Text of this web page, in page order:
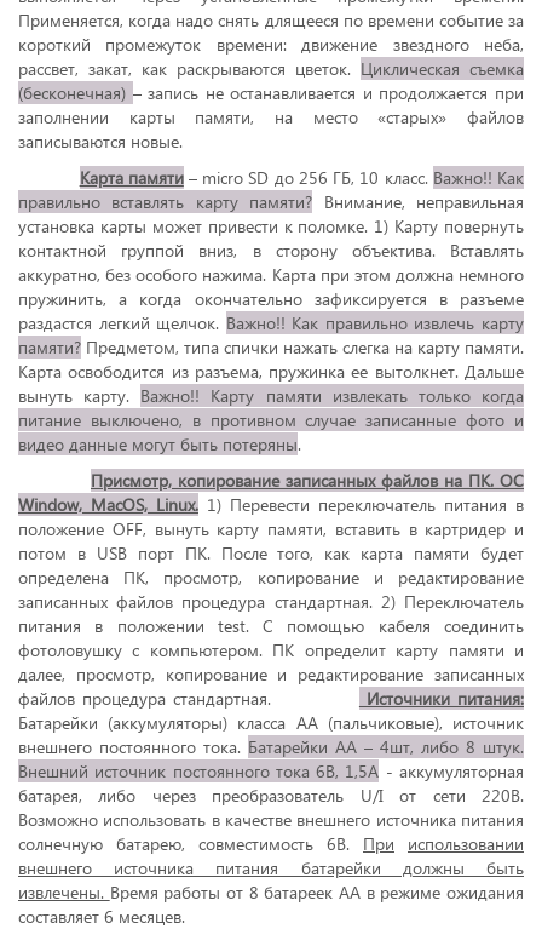
Применяется, когда надо снять длящееся по времени событие за
короткий промежуток времени: движение звездного неба,
рассвет, закат, как раскрываются цветок. Циклическая съемка
(бесконечная) – запись не останавливается и продолжается при
заполнении карты памяти, на место «старых» файлов
записываются новые.
Карта памяти– micro SD до 256 ГБ, 10 класс. Важно!! Как
правильно вставлять карту памяти? Внимание, неправильная
установка карты может привести к поломке. 1) Карту повернуть
контактной группой вниз, в сторону объектива. Вставлять
аккуратно, без особого нажима. Карта при этом должна немного
пружинить, а когда окончательно зафиксируется в разъеме
раздастся легкий щелчок. Важно!! Как правильно извлечь карту
памяти? Предметом, типа спички нажать слегка на карту памяти.
Карта освободится из разъема, пружинка ее вытолкнет. Дальше
вынуть карту. Важно!! Карту памяти извлекать только когда
питание выключено, в противном случае записанные фото и
видео данные могут быть потеряны.
Присмотр, копирование записанных файлов на ПК. ОС
Window, MacOS, Linux. 1) Перевести переключатель питания в
положение OFF, вынуть карту памяти, вставить в картридер и
потом в USB порт ПК. После того, как карта памяти будет
определена ПК, просмотр, копирование и редактирование
записанных файлов процедура стандартная. 2) Переключатель
питания в положении test. С помощью кабеля соединить
фотоловушку с компьютером. ПК определит карту памяти и
далее, просмотр, копирование и редактирование записанных
файлов процедура стандартная.
Источники питания:
Батарейки (аккумуляторы) класса АА (пальчиковые), источник
внешнего постоянного тока. Батарейки АА – 4шт, либо 8 штук.
Внешний источник постоянного тока 6В, 1,5А - аккумуляторная
батарея, либо через преобразователь U/I от сети 220В.
Возможно использовать в качестве внешнего источника питания
солнечную батарею, совместимость 6В. При
использовании
внешнего источника питания батарейки должны быть
извлечены. Время работы от 8 батареек АА в режиме ожидания
составляет 6 месяцев.